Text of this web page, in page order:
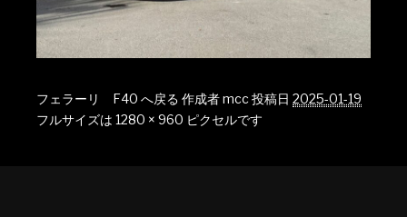
フェラーリ F40 へ戻る 作成者mcc投稿日 2025-01-19
フルサイズは 1280 × 960 ピクセルです